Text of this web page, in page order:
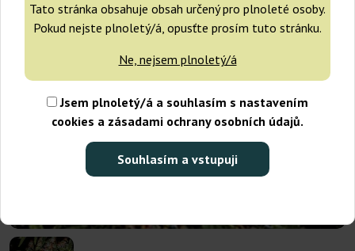
Tato stránka obsahuje obsah určený pro plnoleté osoby.
Pokud nejste plnoletý/á, opusťte prosím tuto stránku.
Ne, nejsem plnoletý/á
Jsem plnoletý/á a souhlasím s nastavením
cookies a zásadami ochrany osobních údajů.
Souhlasím a vstupuji